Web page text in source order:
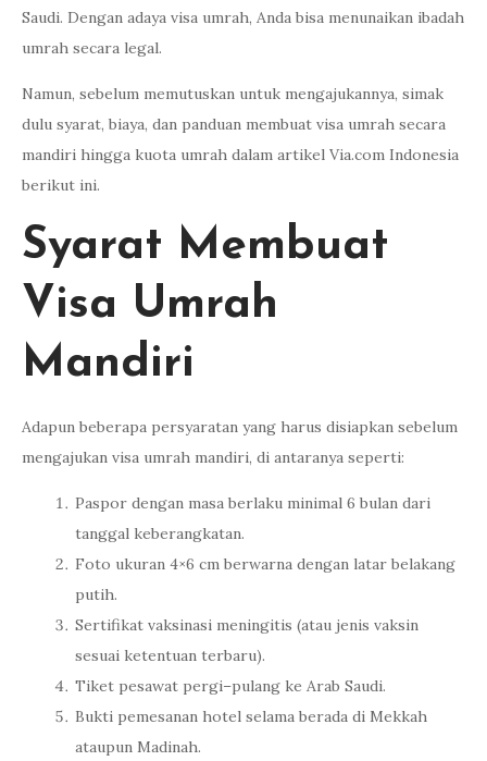
Saudi. Dengan adaya visa umrah, Anda bisa menunaikan ibadah
umrah secara legal.
Namun, sebelum memutuskan untuk mengajukannya, simak
dulu syarat, biaya, dan panduan membuat visa umrah secara
mandiri hingga kuota umrah dalam artikel Via.com Indonesia
berikut ini.
Syarat Membuat
Visa Umrah
Mandiri
Adapun beberapa persyaratan yang harus disiapkan sebelum
mengajukan visa umrah mandiri, di antaranya seperti:
Paspor dengan masa berlaku minimal 6 bulan dari
tanggal keberangkatan.
Foto ukuran 4×6 cm berwarna dengan latar belakang
putih.
Sertifikat vaksinasi meningitis (atau jenis vaksin
sesuai ketentuan terbaru).
Tiket pesawat pergi–pulang ke Arab Saudi.
Bukti pemesanan hotel selama berada di Mekkah
ataupun Madinah.